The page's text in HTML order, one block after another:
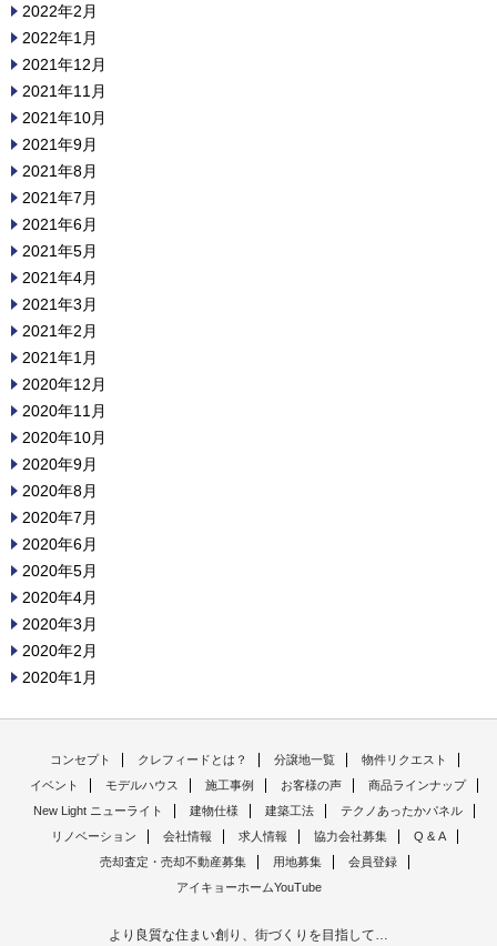
2022年2月
2022年1月
2021年12月
2021年11月
2021年10月
2021年9月
2021年8月
2021年7月
2021年6月
2021年5月
2021年4月
2021年3月
2021年2月
2021年1月
2020年12月
2020年11月
2020年10月
2020年9月
2020年8月
2020年7月
2020年6月
2020年5月
2020年4月
2020年3月
2020年2月
2020年1月
コンセプト クレフィードとは？ 分譲地一覧
物件リクエスト
イベント
モデルハウス 施工事例 お客様の声
商品ラインナップ
New Light ニューライト
建物仕様 建築工法
テクノあったかパネル
リノベーション
会社情報 求人情報 協力会社募集
Q & A
売却査定・売却不動産募集
用地募集
会員登録
アイキョーホームYouTube
より良質な住まい創り、街づくりを目指して…